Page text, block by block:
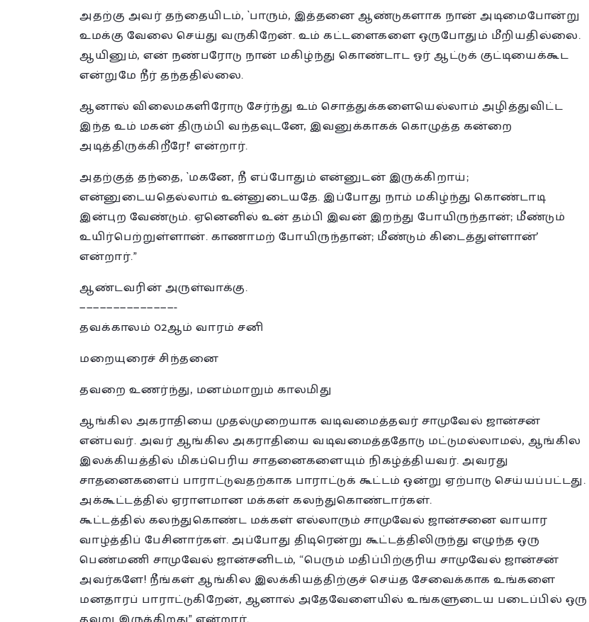
அதற்கு அவர் தந்தையிடம், `பாரும், இத்தனை ஆண்டுகளாக நான் அடிமைபோன்று
உமக்கு வேலை செய்து வருகிறேன். உம் கட்டளைகளை ஒருபோதும் மீறியதில்லை.
ஆயினும், என் நண்பரோடு நான் மகிழ்ந்து கொண்டாட ஓர் ஆட்டுக் குட்டியைக்கூட
என்றுமே நீர் தந்ததில்லை.
ஆனால் விலைமகளிரோடு சேர்ந்து உம் சொத்துக்களையெல்லாம் அழித்துவிட்ட
இந்த உம் மகன் திரும்பி வந்தவுடனே, இவனுக்காகக் கொழுத்த கன்றை
அடித்திருக்கிறீரே!’ என்றார்.
அதற்குத் தந்தை, `மகனே, நீ எப்போதும் என்னுடன் இருக்கிறாய்;
என்னுடையதெல்லாம் உன்னுடையதே. இப்போது நாம் மகிழ்ந்து கொண்டாடி
இன்புற வேண்டும். ஏனெனில் உன் தம்பி இவன் இறந்து போயிருந்தான்; மீண்டும்
உயிர்பெற்றுள்ளான். காணாமற் போயிருந்தான்; மீண்டும் கிடைத்துள்ளான்’
என்றார்.”
ஆண்டவரின் அருள்வாக்கு.
——————————————-
தவக்காலம் 02ஆம் வாரம் சனி
மறையுரைச் சிந்தனை
தவறை உணர்ந்து, மனம்மாறும் காலமிது
ஆங்கில அகராதியை முதல்முறையாக வடிவமைத்தவர் சாமுவேல் ஜான்சன்
என்பவர். அவர் ஆங்கில அகராதியை வடிவமைத்ததோடு மட்டுமல்லாமல், ஆங்கில
இலக்கியத்தில் மிகப்பெரிய சாதனைகளையும் நிகழ்த்தியவர். அவரது
சாதனைகளைப் பாராட்டுவதற்காக பாராட்டுக் கூட்டம் ஒன்று ஏற்பாடு செய்யப்பட்டது.
அக்கூட்டத்தில் ஏராளமான மக்கள் கலந்துகொண்டார்கள்.
கூட்டத்தில் கலந்துகொண்ட மக்கள் எல்லாரும் சாமுவேல் ஜான்சனை வாயார
வாழ்த்திப் பேசினார்கள். அப்போது திடிரென்று கூட்டத்திலிருந்து எழுந்த ஒரு
பெண்மணி சாமுவேல் ஜான்சனிடம், “பெரும் மதிப்பிற்குரிய சாமுவேல் ஜான்சன்
அவர்களே! நீங்கள் ஆங்கில இலக்கியத்திற்குச் செய்த சேவைக்காக உங்களை
மனதாரப் பாராட்டுகிறேன், ஆனால் அதேவேளையில் உங்களுடைய படைப்பில் ஒரு